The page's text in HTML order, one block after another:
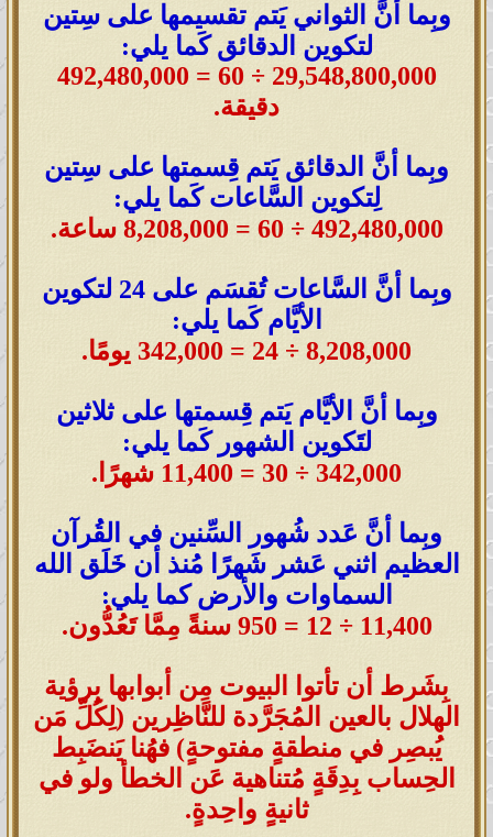
وبِما أنَّ الثواني يَتم تقسيمها على سِتين
لتكوين الدقائق كَما يلي:
29,548,800,000 ÷ 60 = 492,480,000
دقيقة.
وبِما أنَّ الدقائق يَتم قِسمتها على سِتين
لِتكوين السَّاعات كَما يلي:
492,480,000 ÷ 60 = 8,208,000 ساعة
.
وبِما أنَّ السَّاعات تُقسَم على 24 لتكوين
الأيَّام كَما يلي:
8,208,000 ÷ 24 = 342,000 يومًا
.
وبِما أنَّ الأيَّام يَتم قِسمتها على ثلاثين
لتَكوين الشهور كَما يلي:
342,000 ÷ 30 = 11,400 شهرًا
.
وبِما أنَّ عَدد شُهور السِّنين في القُرآن
العظيم اثني عَشر شَهرًا مُنذ أن خَلَق الله
السماوات والأرض كما يلي:
11,400 ÷ 12 = 950 سنةً مِمَّا تَعُدُّون
.
بِشَرط أن تأتوا البيوت مِن أبوابها بِرؤية
الهلال بالعين المُجَرَّدة للنَّاظِرين (لِكُلِّ مَن
يُبصِر في منطقةٍ مفتوحةٍ) فهُنا يَنضَبِط
الحِساب بِدِقَةٍ مُتناهية عَن الخطأ ولو في
ثانيةٍ واحِدةٍ.